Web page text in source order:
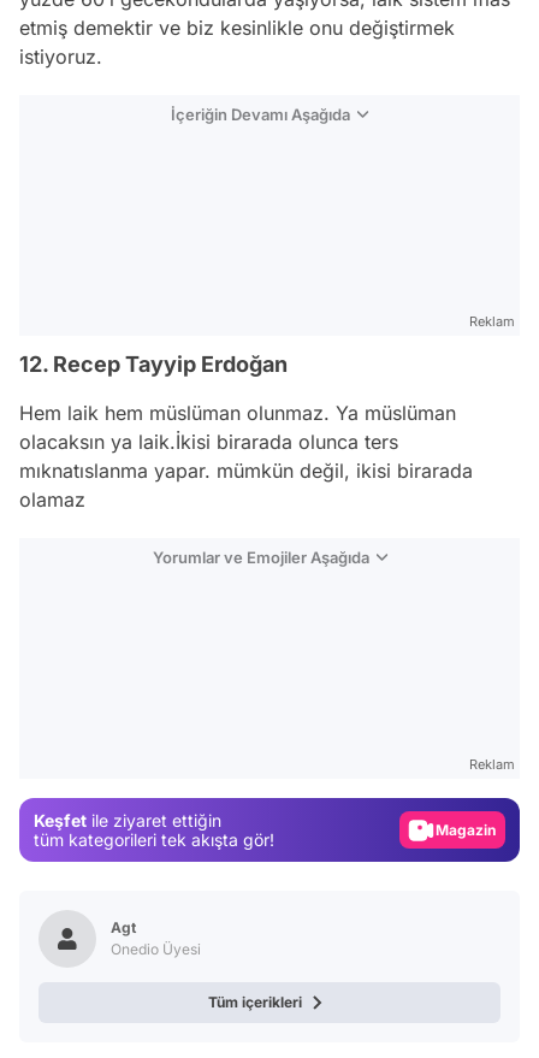
etmiş demektir ve biz kesinlikle onu değiştirmek
istiyoruz.
İçeriğin Devamı Aşağıda
Reklam
12. Recep Tayyip Erdoğan
Hem laik hem müslüman olunmaz. Ya müslüman
olacaksın ya laik.İkisi birarada olunca ters
mıknatıslanma yapar. mümkün değil, ikisi birarada
olamaz
Yorumlar ve Emojiler Aşağıda
Reklam
Keşfet ile ziyaret ettiğin
tüm kategorileri tek akışta gör!
Magazin
Agt
Onedio Üyesi
Tüm içerikleri